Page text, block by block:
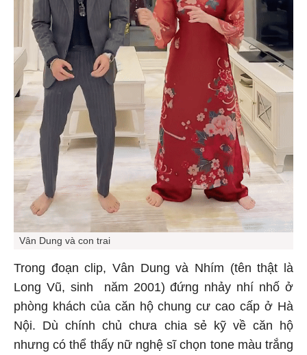
Vân Dung và con trai
Trong đoạn clip, Vân Dung và Nhím (tên thật là
Long Vũ, sinh năm 2001) đứng nhảy nhí nhố ở
phòng khách của căn hộ chung cư cao cấp ở Hà
Nội. Dù chính chủ chưa chia sẻ kỹ về căn hộ
nhưng có thể thấy nữ nghệ sĩ chọn tone màu trắng